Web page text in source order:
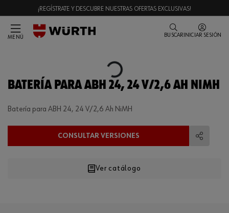
¡REGÍSTRATE Y DESCUBRE NUESTRAS OFERTAS EXCLUSIVAS!
MENÚ BUSCAR INICIAR SESIÓN
Loading...
BATERÍA PARA ABH 24, 24 V/2,6 AH NIMH
Batería para ABH 24, 24 V/2,6 Ah NiMH
CONSULTAR VERSIONES
Ver catálogo